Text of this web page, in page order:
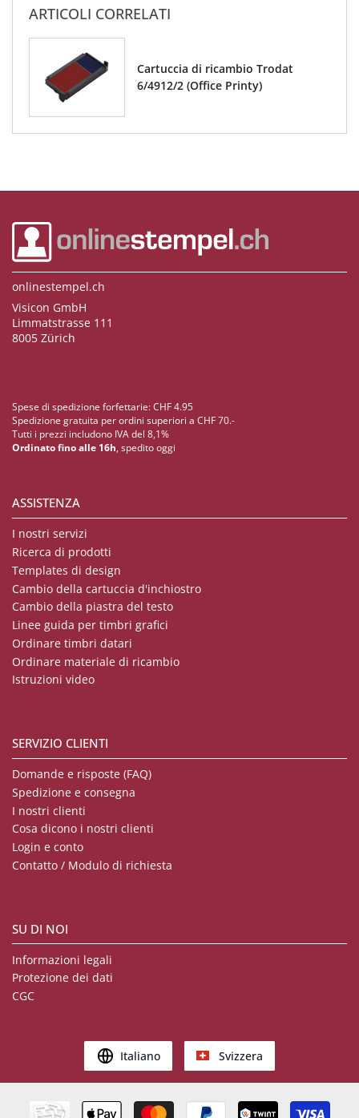
ARTICOLI CORRELATI
Cartuccia di ricambio Trodat
6/4912/2 (Office Printy)
onlinestempel.ch
Visicon GmbH
Limmatstrasse 111
8005 Zürich
Spese di spedizione forfettarie: CHF 4.95
Spedizione gratuita per ordini superiori a CHF 70.-
Tutti i prezzi includono IVA del 8,1%
Ordinato fino alle 16h, spedito oggi
ASSISTENZA
I nostri servizi
Ricerca di prodotti
Templates di design
Cambio della cartuccia d'inchiostro
Cambio della piastra del testo
Linee guida per timbri grafici
Ordinare timbri datari
Ordinare materiale di ricambio
Istruzioni video
SERVIZIO CLIENTI
Domande e risposte (FAQ)
Spedizione e consegna
I nostri clienti
Cosa dicono i nostri clienti
Login e conto
Contatto / Modulo di richiesta
SU DI NOI
Informazioni legali
Protezione dei dati
CGC
Italiano Svizzera